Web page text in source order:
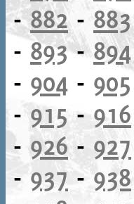
-882 -883
- 893-894
- 904 - 905
-915 - 916
-926- 927
- 937-938